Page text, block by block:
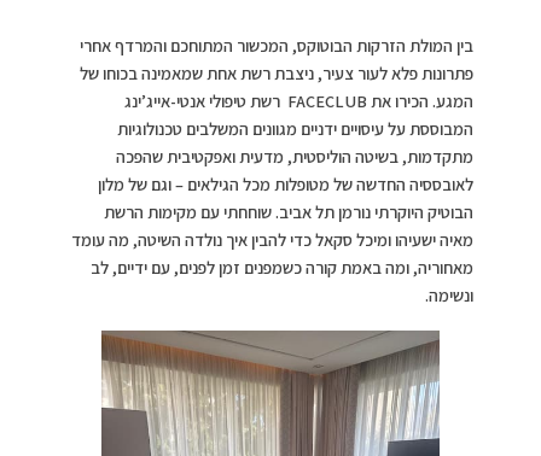
בין המולת הזרקות הבוטוקס, המכשור המתוחכם והמרדף אחרי
פתרונות פלא לעור צעיר, ניצבת רשת אחת שמאמינה בכוחו של
המגע. הכירו את FACECLUB רשת טיפולי אנטי-אייג’ינג
המבוססת על עיסויים ידניים מגוונים המשלבים טכנולוגיות
מתקדמות, בשיטה הוליסטית, מדעית ואפקטיבית שהפכה
לאובססיה החדשה של מטופלות מכל הגילאים – וגם של מלון
הבוטיק היוקרתי נורמן תל אביב. שוחחתי עם מקימות הרשת
מאיה ישעיהו ומיכל סקאל כדי להבין איך נולדה השיטה, מה עומד
מאחוריה, ומה באמת קורה כשמפנים זמן לפנים, עם ידיים, לב
ונשימה.